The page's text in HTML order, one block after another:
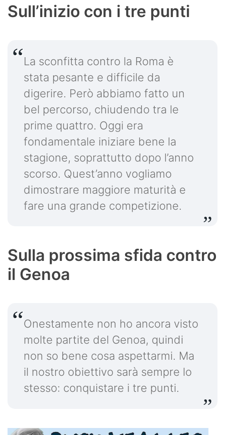
Sull’inizio con i tre punti
La sconfitta contro la Roma è
stata pesante e difficile da
digerire. Però abbiamo fatto un
bel percorso, chiudendo tra le
prime quattro. Oggi era
fondamentale iniziare bene la
stagione, soprattutto dopo l’anno
scorso. Quest’anno vogliamo
dimostrare maggiore maturità e
fare una grande competizione.
Sulla prossima sfida contro
il Genoa
Onestamente non ho ancora visto
molte partite del Genoa, quindi
non so bene cosa aspettarmi. Ma
il nostro obiettivo sarà sempre lo
stesso: conquistare i tre punti.